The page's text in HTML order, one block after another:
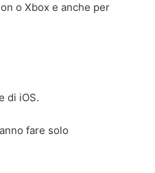
o Xbox e anche per
di iOS.
fare solo